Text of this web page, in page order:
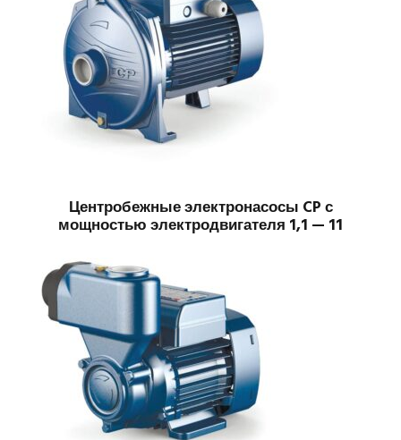
Центробежные электронасосы CP с
мощностью электродвигателя 1,1 — 11